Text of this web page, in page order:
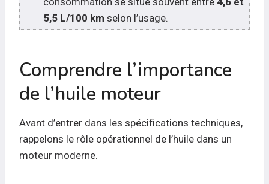
5,5 L/100 km selon l’usage.
Comprendre l’importance
de l’huile moteur
Avant d’entrer dans les spécifications techniques,
rappelons le rôle opérationnel de l’huile dans un
moteur moderne.